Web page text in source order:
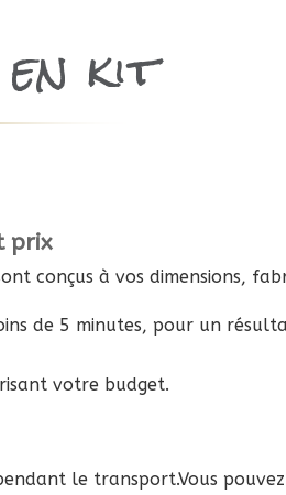
kit
prix
conçus à vos dimensions,
de 5 minutes, pour un
votre budget.
le transport.Vous